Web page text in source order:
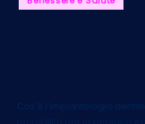
in
Cos’è l’implantologia dentale
possibilità per le persone